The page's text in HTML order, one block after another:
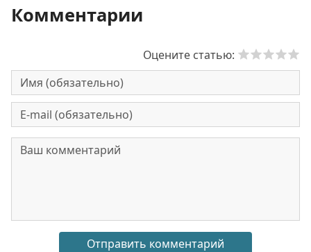
Комментарии
Оцените статью: